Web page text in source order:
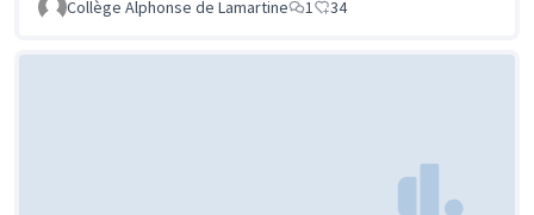
Collège Alphonse de Lamartine
1 34